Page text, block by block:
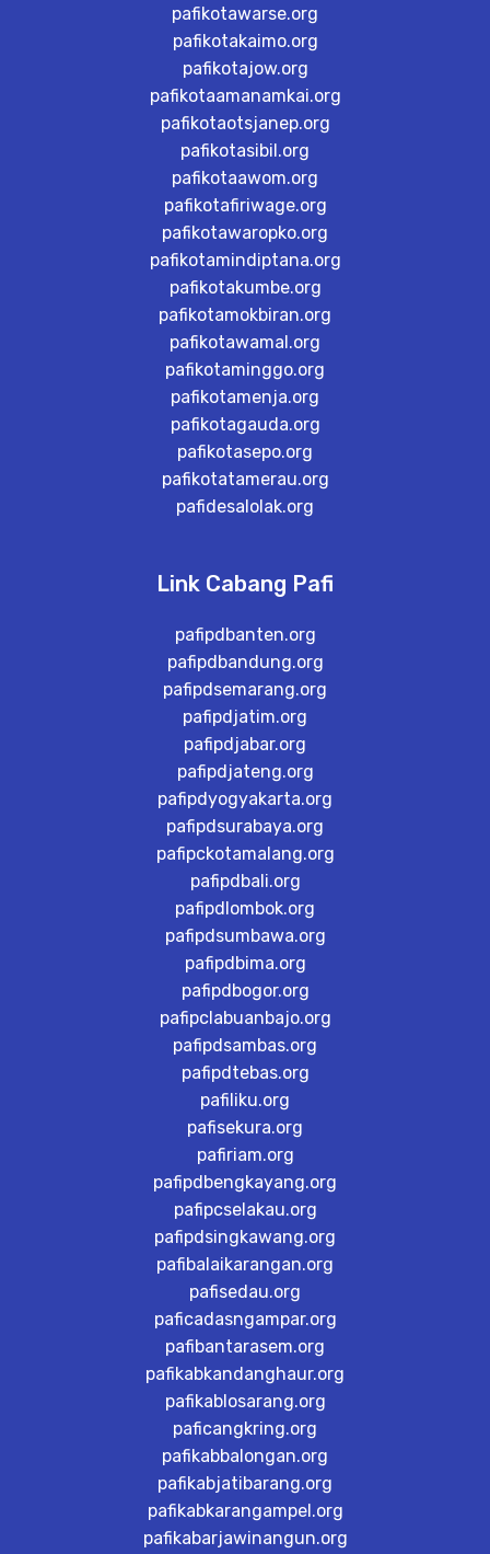
pafikotawarse.org
pafikotakaimo.org
pafikotajow.org
pafikotaamanamkai.org
pafikotaotsjanep.org
pafikotasibil.org
pafikotaawom.org
pafikotafiriwage.org
pafikotawaropko.org
pafikotamindiptana.org
pafikotakumbe.org
pafikotamokbiran.org
pafikotawamal.org
pafikotaminggo.org
pafikotamenja.org
pafikotagauda.org
pafikotasepo.org
pafikotatamerau.org
pafidesalolak.org
Link Cabang Pafi
pafipdbanten.org
pafipdbandung.org
pafipdsemarang.org
pafipdjatim.org
pafipdjabar.org
pafipdjateng.org
pafipdyogyakarta.org
pafipdsurabaya.org
pafipckotamalang.org
pafipdbali.org
pafipdlombok.org
pafipdsumbawa.org
pafipdbima.org
pafipdbogor.org
pafipclabuanbajo.org
pafipdsambas.org
pafipdtebas.org
pafiliku.org
pafisekura.org
pafiriam.org
pafipdbengkayang.org
pafipcselakau.org
pafipdsingkawang.org
pafibalaikarangan.org
pafisedau.org
paficadasngampar.org
pafibantarasem.org
pafikabkandanghaur.org
pafikablosarang.org
paficangkring.org
pafikabbalongan.org
pafikabjatibarang.org
pafikabkarangampel.org
pafikabarjawinangun.org